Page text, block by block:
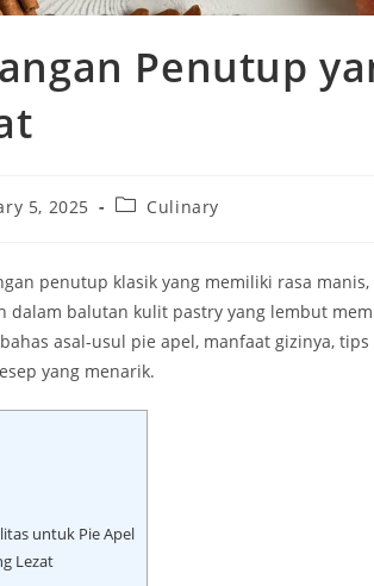
Penutup
5, 2025
PostCulinary
penutup klasik yang memiliki rasa
dalam balutan kulit pastry yang lembut
asal-usul pie apel, manfaat gizinya,
yang menarik.
untuk Pie Apel
Lezat